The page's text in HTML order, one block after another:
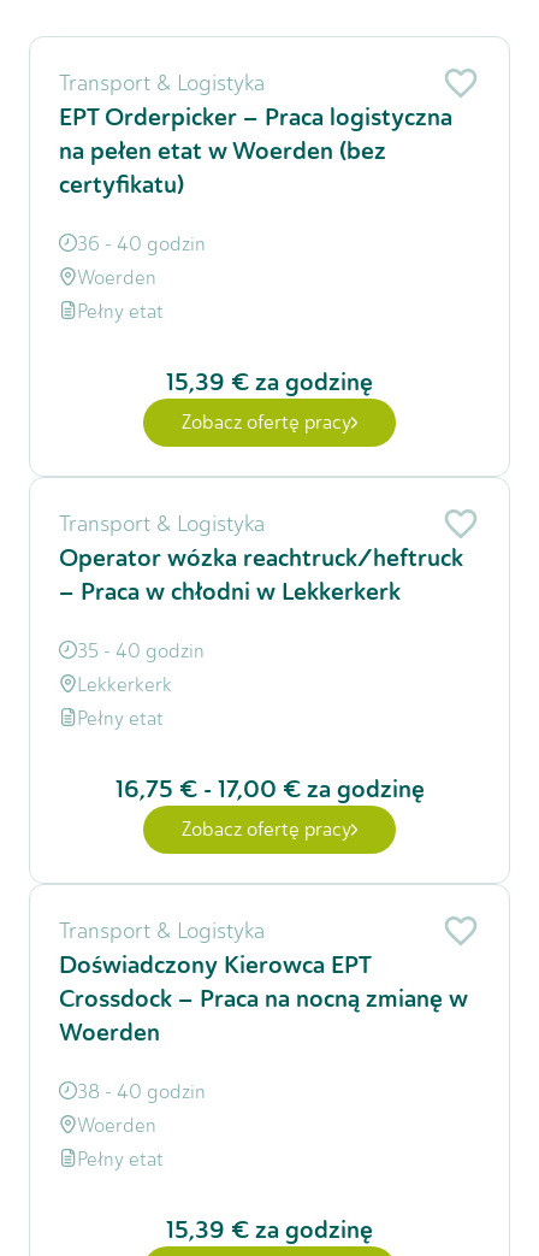
Transport & Logistyka
EPT Orderpicker – Praca logistyczna
na pełen etat w Woerden (bez
certyfikatu)
36 - 40 godzin
Woerden
Pełny etat
15,39 €za godzinę
Zobacz ofertę pracy
Transport & Logistyka
Operator wózka reachtruck/heftruck
– Praca w chłodni w Lekkerkerk
35 - 40 godzin
Lekkerkerk
Pełny etat
16,75 €- 17,00 € za godzinę
Zobacz ofertę pracy
Transport & Logistyka
Doświadczony Kierowca EPT
Crossdock – Praca na nocną zmianę w
Woerden
38 - 40 godzin
Woerden
Pełny etat
15,39 €za godzinę